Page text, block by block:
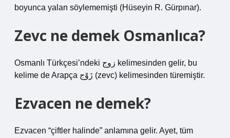
boyunca yalan söylememişti (Hüseyin R. Gürpınar).
Zevc ne demek Osmanlıca?
Osmanlı Türkçesi’ndeki زوج kelimesinden gelir, bu
kelime de Arapça زَوْج (zevc) kelimesinden türemiştir.
Ezvacen ne demek?
Ezvacen “çiftler halinde” anlamına gelir. Ayet, tüm